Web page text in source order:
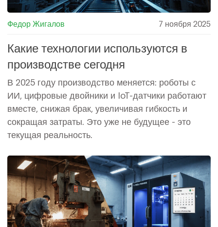
Федор Жигалов 7 ноября 2025
Какие технологии используются в
производстве сегодня
В 2025 году производство меняется: роботы с
ИИ, цифровые двойники и IoT-датчики работают
вместе, снижая брак, увеличивая гибкость и
сокращая затраты. Это уже не будущее - это
текущая реальность.